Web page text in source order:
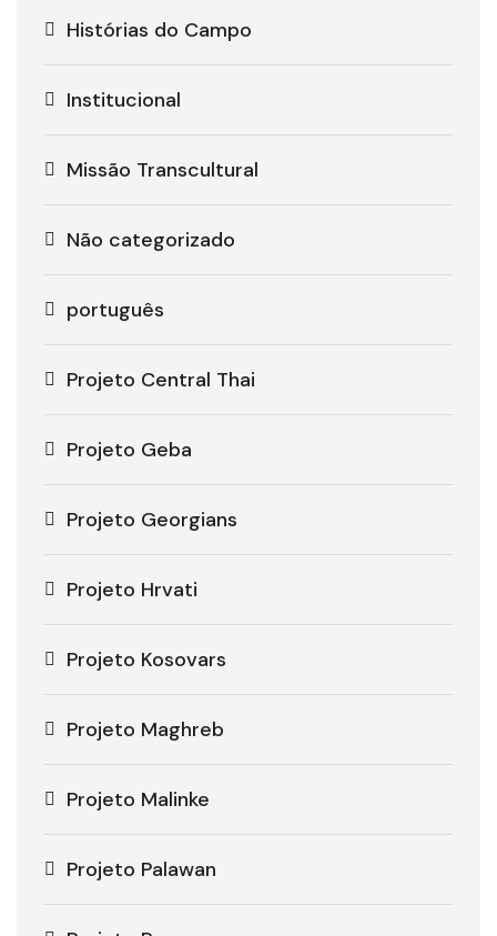
Histórias do Campo
Institucional
Missão Transcultural
Não categorizado
português
Projeto Central Thai
Projeto Geba
Projeto Georgians
Projeto Hrvati
Projeto Kosovars
Projeto Maghreb
Projeto Malinke
Projeto Palawan